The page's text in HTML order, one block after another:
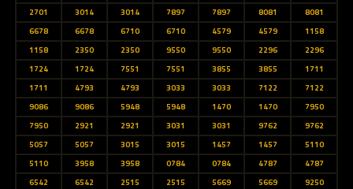
2701
3014 3014 7897 7897 8081
8081
6678
6678 6710 6710 4579 4579
1158
1158
2350 2350 9550 9550 2296
2296
1724
1724 7551 7551 3855 3855
1711
1711
4793 4793 3033 3033 7122
7122
9086
9086 5948 5948 1470 1470
7950
7950
2921 2921 3031 3031 9762
9762
5057
5057 3015 3015 1457 1457
5110
5110
3958 3958 0784 0784 4787
4787
6542
6542 2515 2515 5669 5669
9250